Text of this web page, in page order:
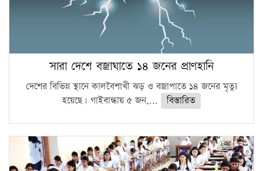
সারা দেশে বজ্রাঘাতে ১৪ জনের প্রাণহানি
দেশের বিভিন্ন স্থানে কালবৈশাখী ঝড় ও বজ্রাপাতে ১৪ জনের মৃত্যু
হয়েছে। গাইবান্ধায় ৫ জন,...
বিস্তারিত